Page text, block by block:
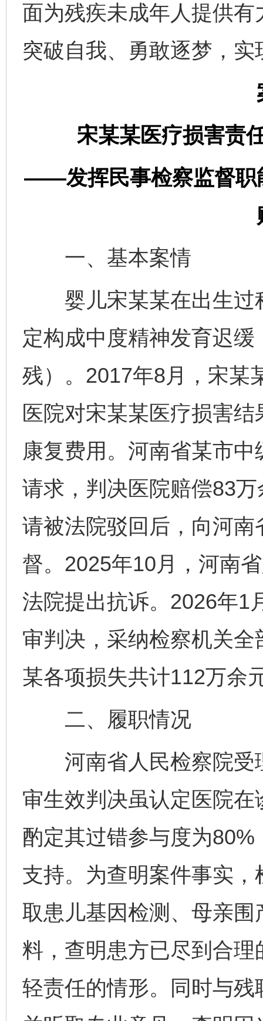
面为残疾未成年人提供
突破自我、勇敢逐梦，实
宋某某医疗损害责
——发挥民事检察监督职
一、基本案情
婴儿宋某某在出生过
定构成中度精神发育迟
残）。2017年8月，宋某
医院对宋某某医疗损害
康复费用。河南省某市
请求，判决医院赔偿83
请被法院驳回后，向河
督。2025年10月，河南
法院提出抗诉。2026年1
审判决，采纳检察机关
某各项损失共计112万余
二、履职情况
河南省人民检察院受
审生效判决虽认定医院
酌定其过错参与度为
支持。为查明案件事实
取患儿基因检测、母亲
料，查明患方已尽到合
轻责任的情形。同时与